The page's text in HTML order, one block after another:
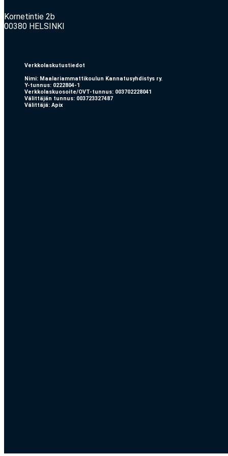
Kornetintie 2b
00380 HELSINKI
Verkkolaskutustiedot
Nimi: Maalariammattikoulun Kannatusyhdistys ry.
Y-tunnus: 0222804-1
Verkkolaskuosoite/OVT-tunnus: 003702228041
Välittäjän tunnus: 003723327487
Välittäjä: Apix